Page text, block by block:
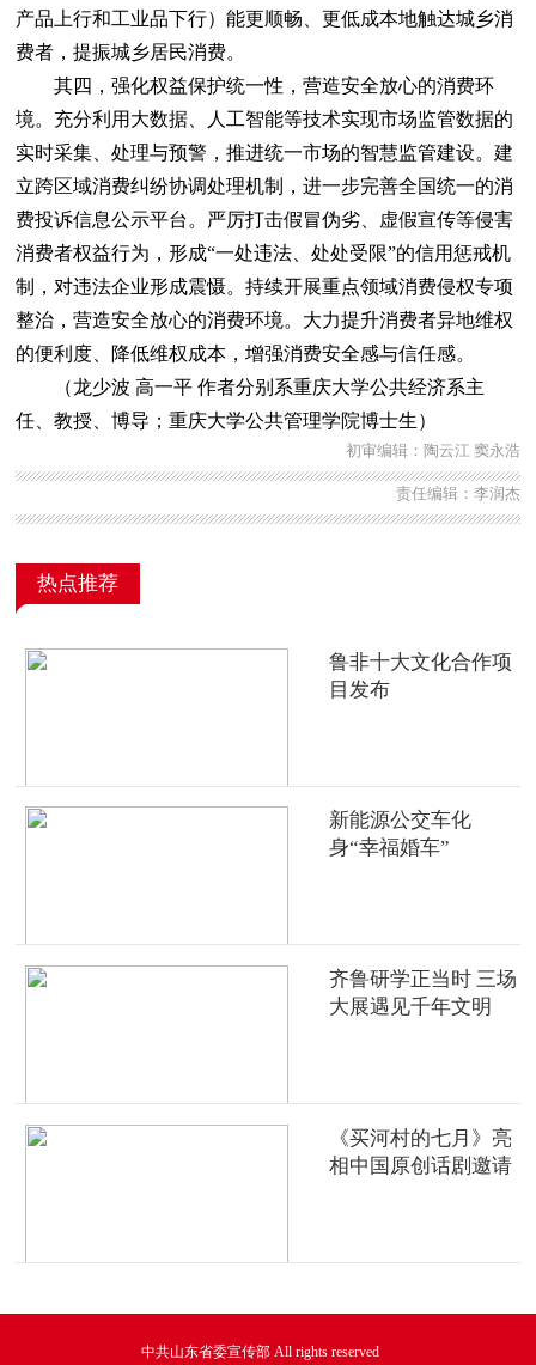
产品上行和工业品下行）能更顺畅、更低成本地触达城乡消
费者，提振城乡居民消费。
其四，强化权益保护统一性，营造安全放心的消费环
境。充分利用大数据、人工智能等技术实现市场监管数据的
实时采集、处理与预警，推进统一市场的智慧监管建设。建
立跨区域消费纠纷协调处理机制，进一步完善全国统一的消
费投诉信息公示平台。严厉打击假冒伪劣、虚假宣传等侵害
消费者权益行为，形成“一处违法、处处受限”的信用惩戒机
制，对违法企业形成震慑。持续开展重点领域消费侵权专项
整治，营造安全放心的消费环境。大力提升消费者异地维权
的便利度、降低维权成本，增强消费安全感与信任感。
（龙少波 高一平 作者分别系重庆大学公共经济系主
任、教授、博导；重庆大学公共管理学院博士生）
初审编辑：陶云江 窦永浩
责任编辑：李润杰
热点推荐
鲁非十大文化合作项
目发布
新能源公交车化
身“幸福婚车”
齐鲁研学正当时 三场
大展遇见千年文明
《买河村的七月》亮
相中国原创话剧邀请
中共山东省委宣传部 All rights reserved